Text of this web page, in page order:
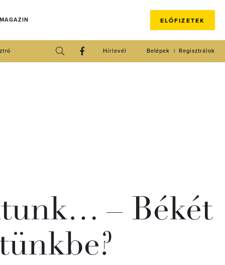
ELŐFIZETEK
Regisztrálok
Belépek
Hírlevél
– Békét